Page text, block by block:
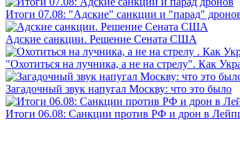
Итоги 07.08: "Адские" санкции и "парад"
Адские санкции. Решение Сената США
"Охотиться на лучника, а не на стрелу". Как
Загадочный звук напугал Москву: что это было
Итоги 06.08: Санкции против РФ и дрон в